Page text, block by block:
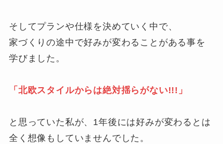
そしてプランや仕様を決めていく中で、
家づくりの途中で好みが変わることがある事を
学びました。
「北欧スタイルからは絶対揺らがない!!!」
と思っていた私が、1年後には好みが変わるとは
全く想像もしていませんでした。